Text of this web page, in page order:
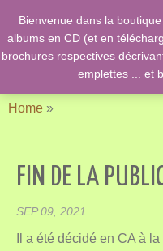
English Country Dancing
Stuarts …. et des romans
Home »
FIN DE LA
SEP 09, 2021
Il a été décidé en CA à
Bienvenue dans la
albums en CD (et en
brochures respectives
emplettes ... et